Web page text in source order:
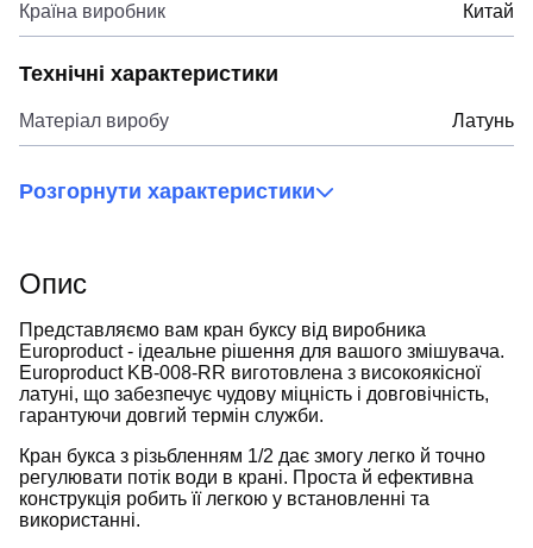
Країна виробник Китай
Технічні характеристики
Матеріал виробу Латунь
Розгорнути характеристики
Опис
Представляємо вам кран буксу від виробника
Europroduct - ідеальне рішення для вашого змішувача.
Europroduct KB-008-RR виготовлена з високоякісної
латуні, що забезпечує чудову міцність і довговічність,
гарантуючи довгий термін служби.
Кран букса з різьбленням 1/2 дає змогу легко й точно
регулювати потік води в крані. Проста й ефективна
конструкція робить її легкою у встановленні та
використанні.